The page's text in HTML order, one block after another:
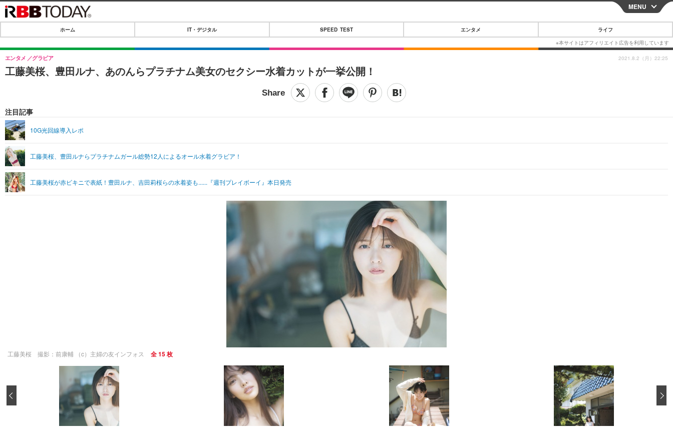
CLOSE
IT・デジタル
IT・デジタルTOP
SPEED TEST
音楽
ライフ
ペット
その他
リリース一覧
プッシュ通知の停止方法
MENU
ホーム IT・デジタル SPEED TEST エンタメ ライフ
工藤美桜、豊田ルナ、あのんらプラチナム美女のセクシー水着カットが一挙公開！
エンタメ グラビア
注目記事
10G光回線導入レポ
工藤美桜、豊田ルナらプラチナムガール総勢12人によるオール水着グラビア！
工藤美桜が赤ビキニで表紙！豊田ルナ、吉田莉桜らの水着姿も......『週刊プレイボーイ』本日発売
2021.8.2（月）22:25
工藤美桜 撮影：前康輔 （c）主婦の友インフォス 全 15 枚